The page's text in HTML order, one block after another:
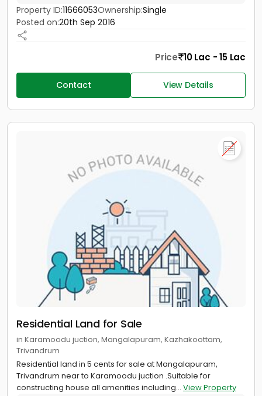
Property ID:11666053Ownership:Single
Posted on:20th Sep 2016
Price 10 Lac - 15 Lac
Contact View Details
Residential Land for Sale
in Karamoodu juction, Mangalapuram, Kazhakoottam,
Trivandrum
Residential land in 5 cents for sale at Mangalapuram,
Trivandrum near to Karamoodu juction .Suitable for
constructing house all amenities including... View Property